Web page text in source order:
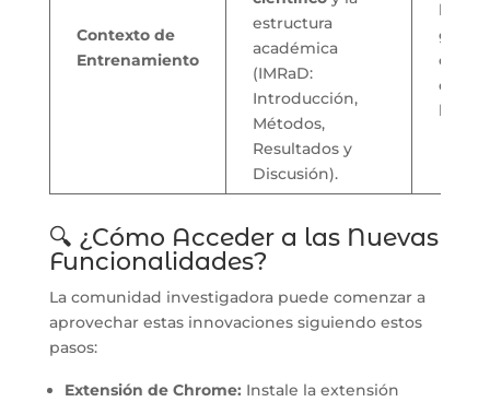
Contexto de
Entrenamiento
estructura
académica
(IMRaD:
Introducción,
Métodos,
Resultados y
Discusión).
la
🔍 ¿Cómo Acceder a las Nuevas
Funcionalidades?
La comunidad investigadora puede comenzar a
aprovechar estas innovaciones siguiendo estos
pasos:
Extensión de Chrome: Instale la extensión